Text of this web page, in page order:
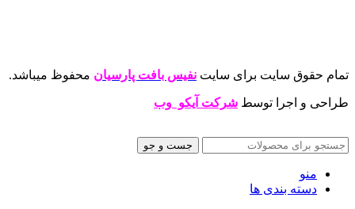
تمام حقوق سایت برای سایت نفیس بافت پارسیان محفوظ میباشد.
طراحی و اجرا توسط شرکت آیکو وب
جست و جو
منو
دسته بندی ها